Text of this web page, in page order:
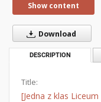
Show content
Download
DESCRIPTION
Title:
[Jedna z klas